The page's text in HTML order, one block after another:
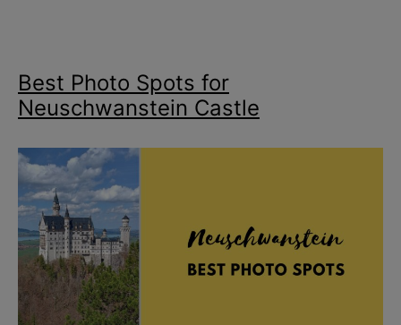
Best Photo Spots for
Neuschwanstein Castle